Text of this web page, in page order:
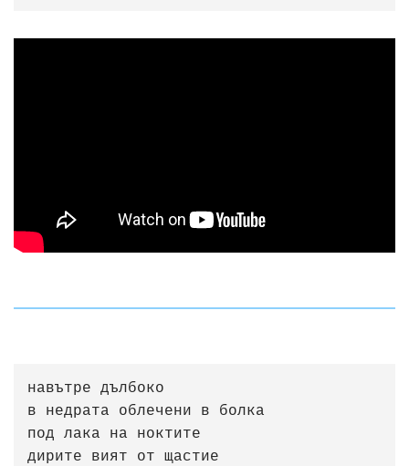
навътре дълбоко
в недрата облечени в болка
под лака на ноктите
дирите вият от щастие